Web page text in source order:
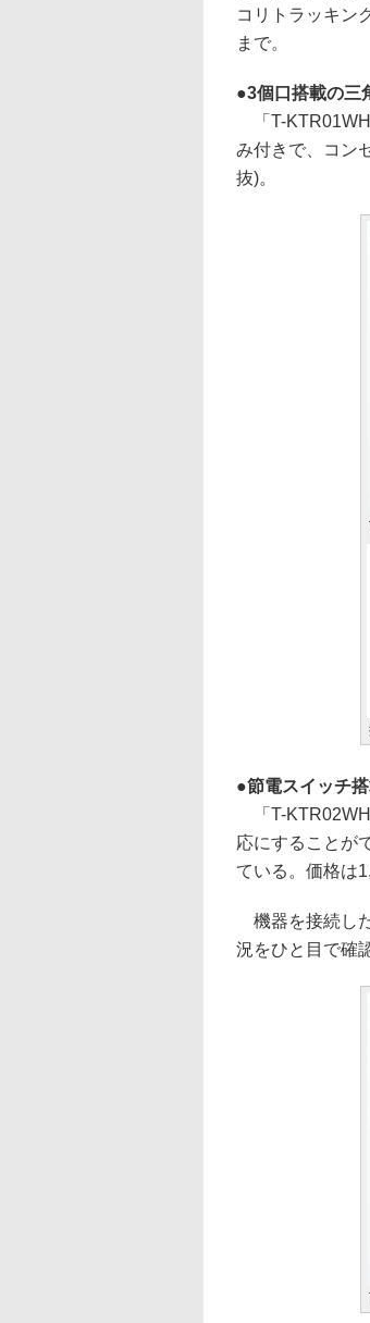
コリトラッキン
まで。
3個口搭載の三
「T-KTR01WH
み付きで、コン
抜)。
節電スイッチ
「T-KTR02WH
応にすることが
ている。価格は
機器を接続し
況をひと目で確